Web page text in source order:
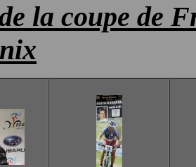
la coupe de